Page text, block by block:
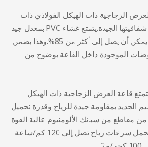
الزجاجية ذات الهيكل الفولاذي ذات
التصميم الجديد هي شفافيتها الجيدة.يتمتع غشاء PVC بمعدل جيد
لنقل الضوء، والذي يمكن أن يصل إلى أكثر من 85%.وهذا يضمن
الموجودة داخل القاعة بوضوح من
قاعة العرض الزجاجية ذات الهيكل
الجديد بمقاومة جيدة للرياح وقدرة تحميل
من مقاطع من سبائك الألومنيوم عالية القوة
والتي تم اختبارها لتحمل سرعات رياح تصل إلى 120 كم/ساعة